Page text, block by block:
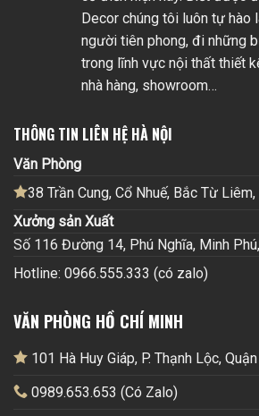
Decor chúng tôi luôn tự hào
người tiên phong, đi những
trong lĩnh vực nội thất thiết
nhà hàng, showroom…
THÔNG TIN LIÊN HỆ HÀ NỘI
Văn Phòng
38 Trần Cung, Cổ Nhuế, Bắc Từ
Xưởng sản Xuất
Số 116 Đường 14, Phú Nghĩa, Minh
Hotline: 0966.555.333 (có zalo)
VĂN PHÒNG HỒ CHÍ MINH
101 Hà Huy Giáp, P. Thạnh Lộc,
0989.653.653 (Có Zalo)